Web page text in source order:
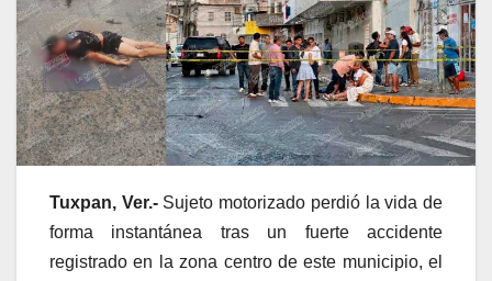
Tuxpan, Ver.-Sujeto motorizado perdió la vida de
forma instantánea tras un fuerte accidente
registrado en la zona centro de este municipio, el